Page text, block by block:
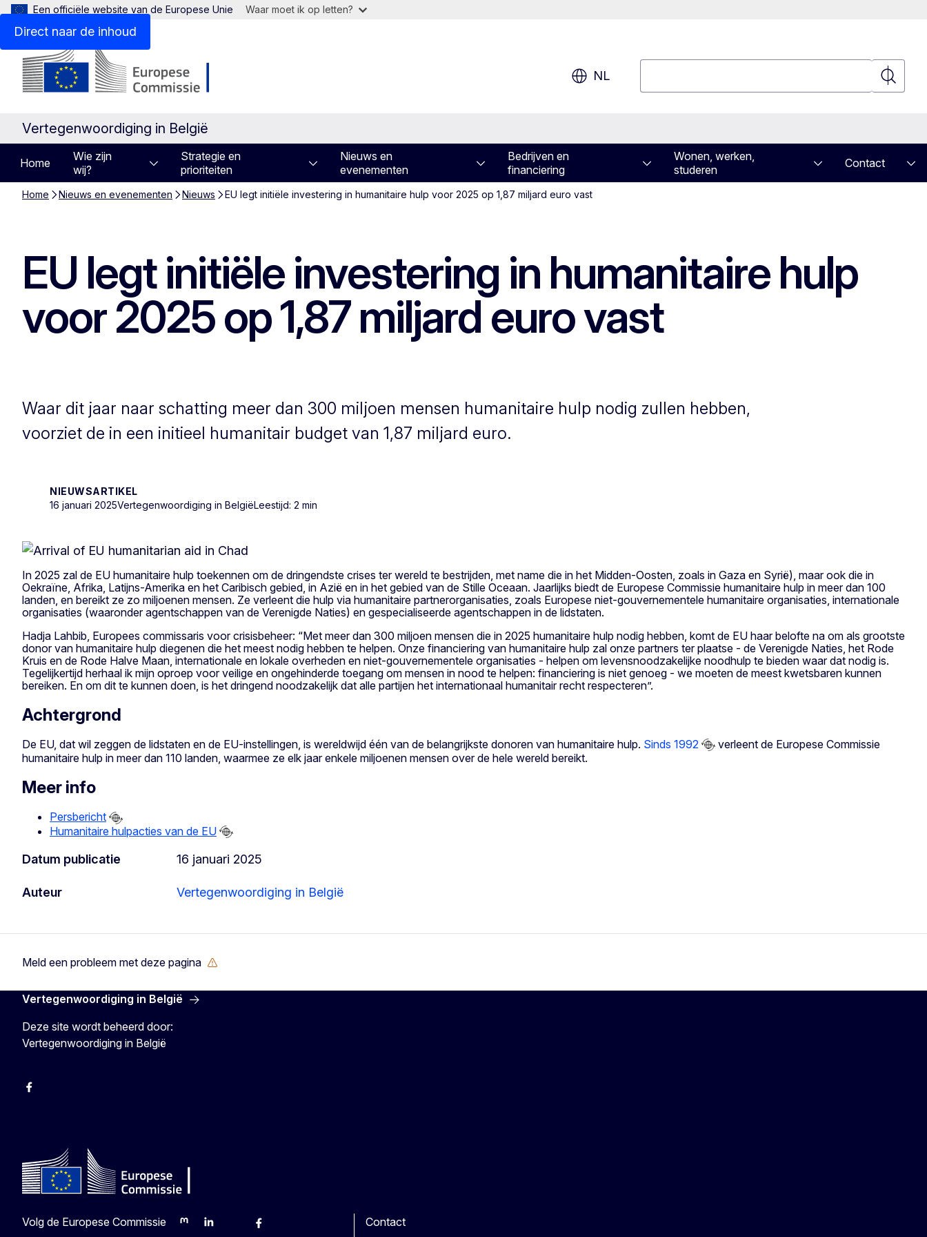
Direct naar de inhoud
Een officiële website van de Europese Unie Waar moet ik op letten?
NL
Zoeken
Vertegenwoordiging in België
Home
Wie zijn
wij?
Strategie en
prioriteiten
Nieuws en
evenementen
Bedrijven en
financiering
Wonen, werken,
studeren
Contact
Home Nieuws en evenementen Nieuws EU legt initiële investering in humanitaire hulp voor 2025 op 1,87 miljard euro vast
EU legt initiële investering in humanitaire hulp
voor 2025 op 1,87 miljard euro vast
Waar dit jaar naar schatting meer dan 300 miljoen mensen humanitaire hulp nodig zullen hebben,
voorziet de in een initieel humanitair budget van 1,87 miljard euro.
NIEUWSARTIKEL
16 januari 2025Vertegenwoordiging in BelgiëLeestijd: 2 min
In 2025 zal de EU humanitaire hulp toekennen om de dringendste crises ter wereld te bestrijden, met name die in het Midden-Oosten, zoals in Gaza en Syrië), maar ook die in
Oekraïne, Afrika, Latijns-Amerika en het Caribisch gebied, in Azië en in het gebied van de Stille Oceaan. Jaarlijks biedt de Europese Commissie humanitaire hulp in meer dan 100
landen, en bereikt ze zo miljoenen mensen. Ze verleent die hulp via humanitaire partnerorganisaties, zoals Europese niet-gouvernementele humanitaire organisaties, internationale
organisaties (waaronder agentschappen van de Verenigde Naties) en gespecialiseerde agentschappen in de lidstaten.
Hadja Lahbib, Europees commissaris voor crisisbeheer: “Met meer dan 300 miljoen mensen die in 2025 humanitaire hulp nodig hebben, komt de EU haar belofte na om als grootste
donor van humanitaire hulp diegenen die het meest nodig hebben te helpen. Onze financiering van humanitaire hulp zal onze partners ter plaatse - de Verenigde Naties, het Rode
Kruis en de Rode Halve Maan, internationale en lokale overheden en niet-gouvernementele organisaties - helpen om levensnoodzakelijke noodhulp te bieden waar dat nodig is.
Tegelijkertijd herhaal ik mijn oproep voor veilige en ongehinderde toegang om mensen in nood te helpen: financiering is niet genoeg - we moeten de meest kwetsbaren kunnen
bereiken. En om dit te kunnen doen, is het dringend noodzakelijk dat alle partijen het internationaal humanitair recht respecteren”.
Achtergrond
De EU, dat wil zeggen de lidstaten en de EU-instellingen, is wereldwijd één van de belangrijkste donoren van humanitaire hulp. Sinds 1992
verleent de Europese Commissie
humanitaire hulp in meer dan 110 landen, waarmee ze elk jaar enkele miljoenen mensen over de hele wereld bereikt.
Meer info
Persbericht
Humanitaire hulpacties van de EU
Datum publicatie 16 januari 2025
Auteur Vertegenwoordiging in België
Meld een probleem met deze pagina
Vertegenwoordiging in België
Deze site wordt beheerd door:
Vertegenwoordiging in België
Facebook
Volg de Europese Commissie
MastodonLinkedInBlueskyFacebook
Contact